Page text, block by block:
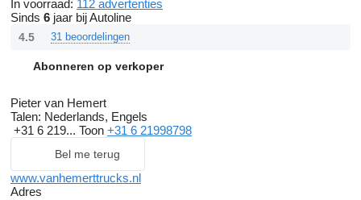
In voorraad: 112 advertenties
Sinds 6 jaar bij Autoline
4.5 31 beoordelingen
Abonneren op verkoper
Pieter van Hemert
Talen: Nederlands, Engels
+31 6 219... Toon +31 6 21998798
Bel me terug
www.vanhemerttrucks.nl
Adres